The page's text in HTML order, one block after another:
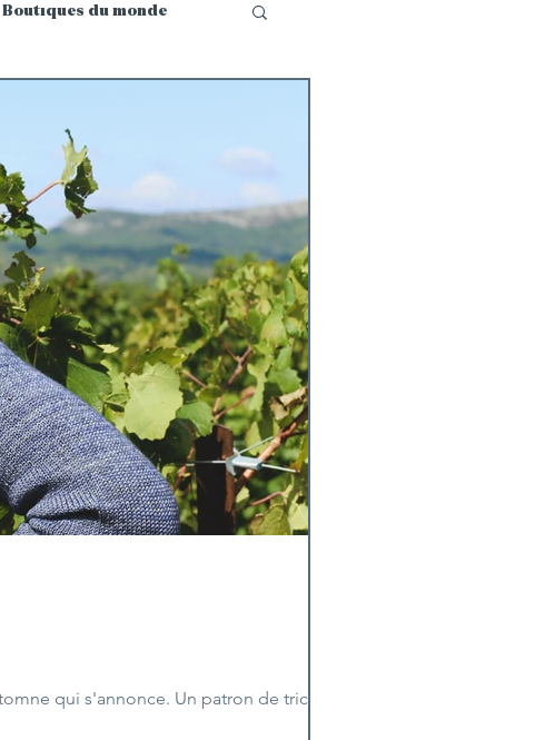
Boutiques du monde
qui s'annonce. Un patron de tricot